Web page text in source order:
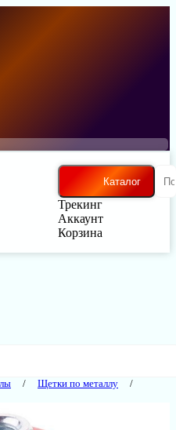
Каталог
Трекинг
Аккаунт
Корзина
Щетки по металлу